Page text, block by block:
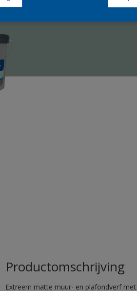
Productomschrijving
Extreem matte muur- en plafondverf